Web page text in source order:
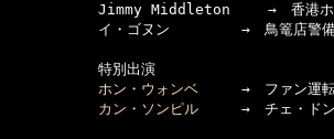
　　　　　Jimmy Middleton　　 →　香港ホ
　　　　　イ・ゴヌン　　　　　→　鳥篭店警
  　　　　　特別出演
ホン・ウォンベ →　ファン運
カン・ソンピル →　チェ・ドン